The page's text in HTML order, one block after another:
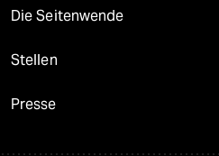
Die Seitenwende
Stellen
Presse